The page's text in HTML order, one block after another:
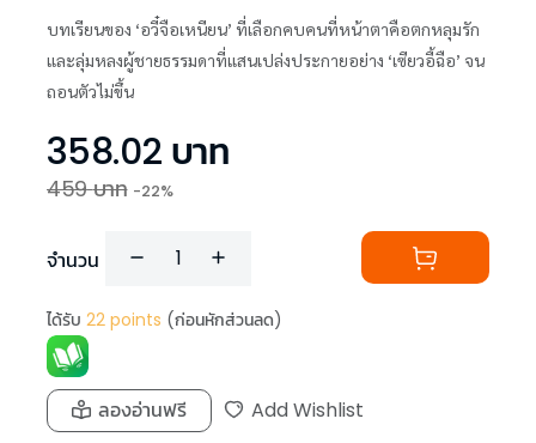
บทเรียนของ ‘อวี๋จือเหนียน’ ที่เลือกคบคนที่หน้าตาคือตกหลุมรัก
และลุ่มหลงผู้ชายธรรมดาที่แสนเปล่งประกายอย่าง ‘เซียวอี้ฉือ’ จน
ถอนตัวไม่ขึ้น
358.02 บาท
459บาท -22%
จำนวน
ได้รับ 22 points (ก่อนหักส่วนลด)
ลองอ่านฟรี Add Wishlist